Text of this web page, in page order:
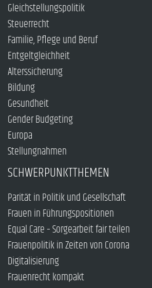
Gleichstellungspolitik
Steuerrecht
Familie, Pflege und Beruf
Entgeltgleichheit
Alterssicherung
Bildung
Gesundheit
Gender Budgeting
Europa
Stellungnahmen
SCHWERPUNKTTHEMEN
Parität in Politik und Gesellschaft
Frauen in Führungspositionen
Equal Care – Sorgearbeit fair teilen
Frauenpolitik in Zeiten von Corona
Digitalisierung
Frauenrecht kompakt